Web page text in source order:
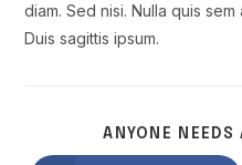
diam. Sed nisi. Nulla quis
Duis sagittis ipsum.
ANYONE